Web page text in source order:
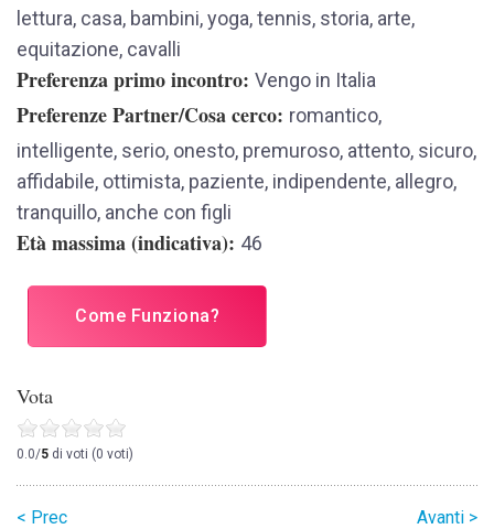
lettura, casa, bambini, yoga, tennis, storia, arte,
equitazione, cavalli
Preferenza primo incontro Vengo in Italia
Preferenze Partner/Cosa cerco romantico,
intelligente, serio, onesto, premuroso, attento, sicuro,
affidabile, ottimista, paziente, indipendente, allegro,
tranquillo, anche con figli
Età massima (indicativa) 46
Come Funziona?
Vota
0.0/5 di voti (0 voti)
< Prec Avanti >